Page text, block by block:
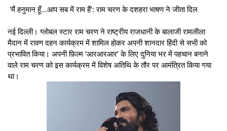
'मैं हनुमान हूँ...आप सब में राम हैं': राम चरण के दशहरा भाषण ने जीता दिल
नई दिल्ली। ग्लोबल स्टार राम चरण ने राष्ट्रीय राजधानी के बालाजी रामलीला
मैदान में रावण दहन कार्यक्रम में शामिल होकर अपनी शानदार हिंदी से सभी को
प्रभावित किया। अपनी फ़िल्म ‘आरआरआर’ के लिए दुनिया भर में पहचान बनाने
वाले राम चरण को इस कार्यक्रम में विशेष अतिथि के तौर पर आमंत्रित किया गया
था।